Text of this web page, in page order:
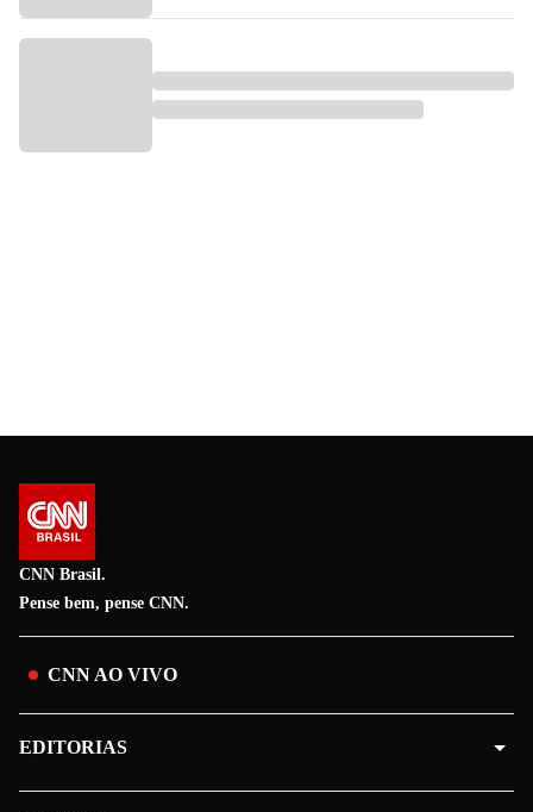
CNN Brasil.
Pense bem, pense CNN.
CNN AO VIVO
EDITORIAS